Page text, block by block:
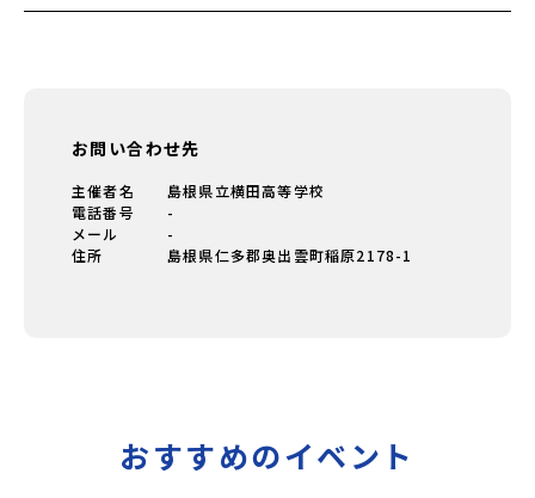
お問い合わせ先
主催者名
島根県立横田高等学校
電話番号
-
メール
-
住所
島根県仁多郡奥出雲町稲原2178-1
おすすめのイベント